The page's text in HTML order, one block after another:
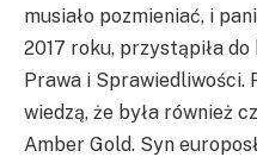
musiało pozmieniać, i
2017 roku, przystąpiła
Prawa i Sprawiedliwości.
wiedzą, że była również
Amber Gold. Syn